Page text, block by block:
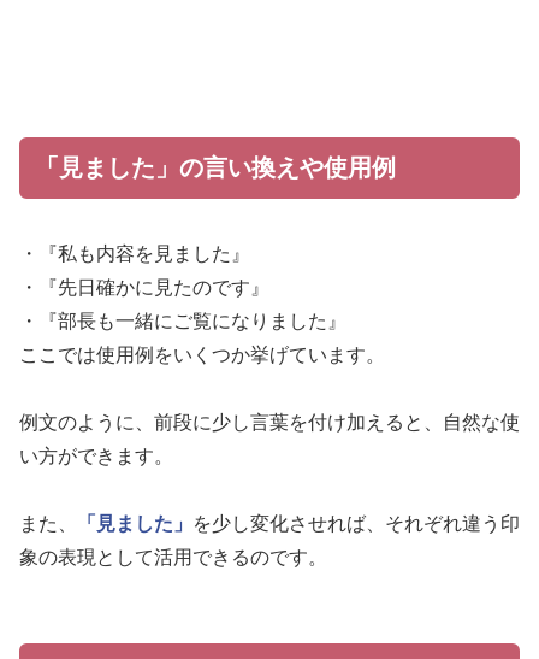
「見ました」の言い換えや使用例
・『私も内容を見ました』
・『先日確かに見たのです』
・『部長も一緒にご覧になりました』
ここでは使用例をいくつか挙げています。
例文のように、前段に少し言葉を付け加えると、自然な使
い方ができます。
また、 「見ました」
を少し変化させれば、それぞれ違う印
象の表現として活用できるのです。